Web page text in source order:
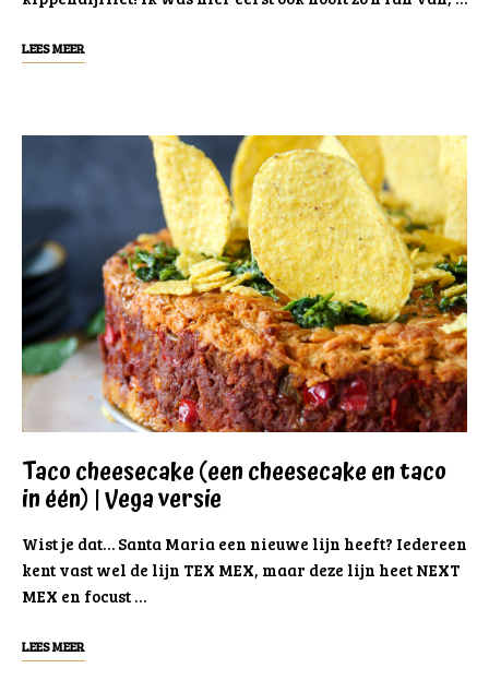
LEES MEER
Taco cheesecake (een cheesecake en taco
in één) | Vega versie
Wist je dat… Santa Maria een nieuwe lijn heeft? Iedereen
kent vast wel de lijn TEX MEX, maar deze lijn heet NEXT
MEX en focust …
LEES MEER